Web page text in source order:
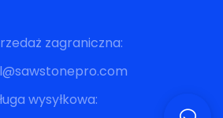
zagraniczna:
wysyłkowa: